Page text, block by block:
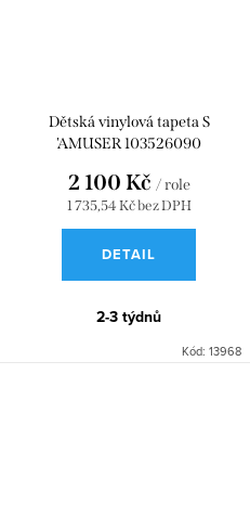
Dětská vinylová tapeta S
'AMUSER 103526090
1 735,54 Kč bez DPH
2 100 Kč / role
DETAIL
2-3 týdnů
Kód: 13968